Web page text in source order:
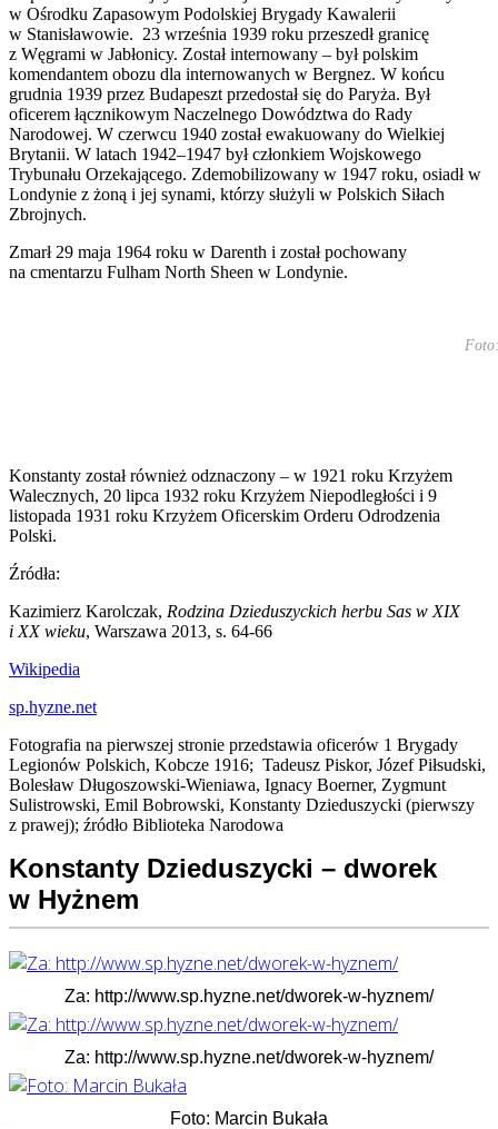
w Ośrodku Zapasowym Podolskiej Brygady Kawalerii
w Stanisławowie. 23 września 1939 roku przeszedł granicę
z Węgrami w Jabłonicy. Został internowany – był polskim
komendantem obozu dla internowanych w Bergnez. W końcu
grudnia 1939 przez Budapeszt przedostał się do Paryża. Był
oficerem łącznikowym Naczelnego Dowództwa do Rady
Narodowej. W czerwcu 1940 został ewakuowany do Wielkiej
Brytanii. W latach 1942–1947 był członkiem Wojskowego
Trybunału Orzekającego. Zdemobilizowany w 1947 roku, osiadł w
Londynie z żoną i jej synami, którzy służyli w Polskich Siłach
Zbrojnych.
Zmarł 29 maja 1964 roku w Darenth i został pochowany
na cmentarzu Fulham North Sheen w Londynie.
Konstanty został również odznaczony – w 1921 roku Krzyżem
Walecznych, 20 lipca 1932 roku Krzyżem Niepodległości i 9
listopada 1931 roku Krzyżem Oficerskim Orderu Odrodzenia
Polski.
Źródła:
Kazimierz Karolczak, Rodzina Dzieduszyckich herbu Sas w XIX
i XX wieku, Warszawa 2013, s. 64-66
Wikipedia
sp.hyzne.net
Fotografia na pierwszej stronie przedstawia oficerów 1 Brygady
Legionów Polskich, Kobcze 1916; Tadeusz Piskor, Józef Piłsudski,
Bolesław Długoszowski-Wieniawa, Ignacy Boerner, Zygmunt
Sulistrowski, Emil Bobrowski, Konstanty Dzieduszycki (pierwszy
z prawej); źródło Biblioteka Narodowa
Konstanty Dzieduszycki – dworek
w Hyżnem
Za: http://www.sp.hyzne.net/dworek-w-hyznem/
Za: http://www.sp.hyzne.net/dworek-w-hyznem/
Foto: Marcin Bukała